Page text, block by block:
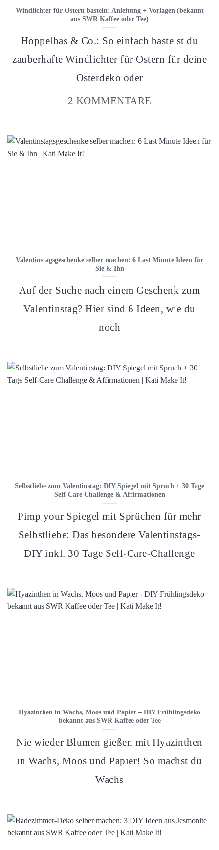
Windlichter für Ostern basteln: Anleitung + Vorlagen (bekannt
aus SWR Kaffee oder Tee)
Hoppelhas & Co.: So einfach bastelst du
zauberhafte Windlichter für Ostern für deine
Osterdeko oder
2 KOMMENTARE
Valentinstagsgeschenke selber machen: 6 Last Minute Ideen für
Sie & Ihn
Auf der Suche nach einem Geschenk zum
Valentinstag? Hier sind 6 Ideen, wie du
noch
Selbstliebe zum Valentinstag: DIY Spiegel mit Spruch + 30 Tage
Self-Care Challenge & Affirmationen
Pimp your Spiegel mit Sprüchen für mehr
Selbstliebe: Das besondere Valentinstags-
DIY inkl. 30 Tage Self-Care-Challenge
Hyazinthen in Wachs, Moos und Papier – DIY Frühlingsdeko
bekannt aus SWR Kaffee oder Tee
Nie wieder Blumen gießen mit Hyazinthen
in Wachs, Moos und Papier! So machst du
Wachs